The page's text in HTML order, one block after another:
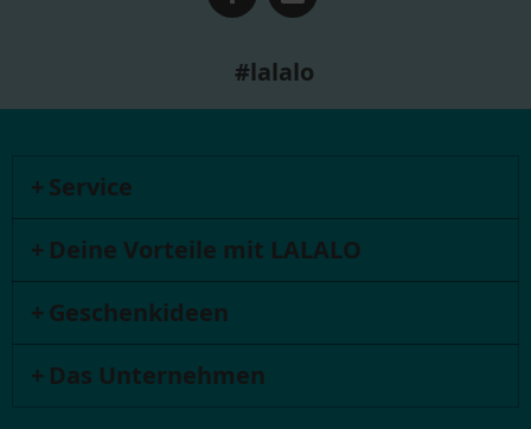
#lalalo
Service
Deine Vorteile mit LALALO
Geschenkideen
Das Unternehmen